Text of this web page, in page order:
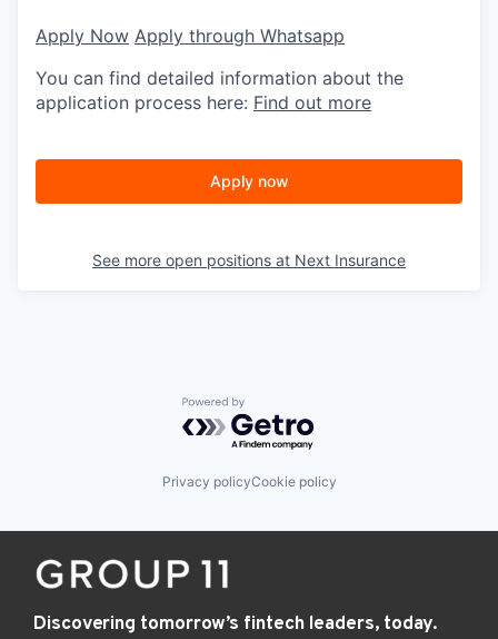
Apply Now Apply through Whatsapp
You can find detailed information about the
application process here: Find out more
Apply now
See more open positions at Next Insurance
Powered by Getro.com
Privacy policyCookie policy
Discovering tomorrow’s fintech leaders, today.